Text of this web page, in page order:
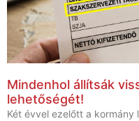
Mindenhol állítsák
lehetőségét!
Két évvel ezelőtt a